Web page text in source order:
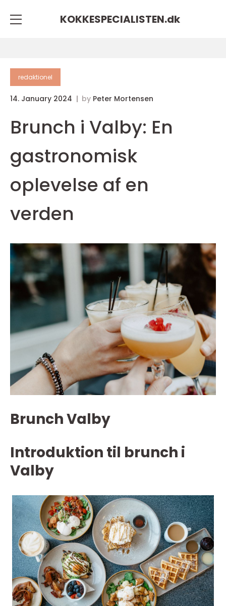
KOKKESPECIALISTEN.dk
redaktionel
14. January 2024 by Peter Mortensen
Brunch i Valby: En
gastronomisk
oplevelse af en
verden
Brunch Valby
Introduktion til brunch i
Valby